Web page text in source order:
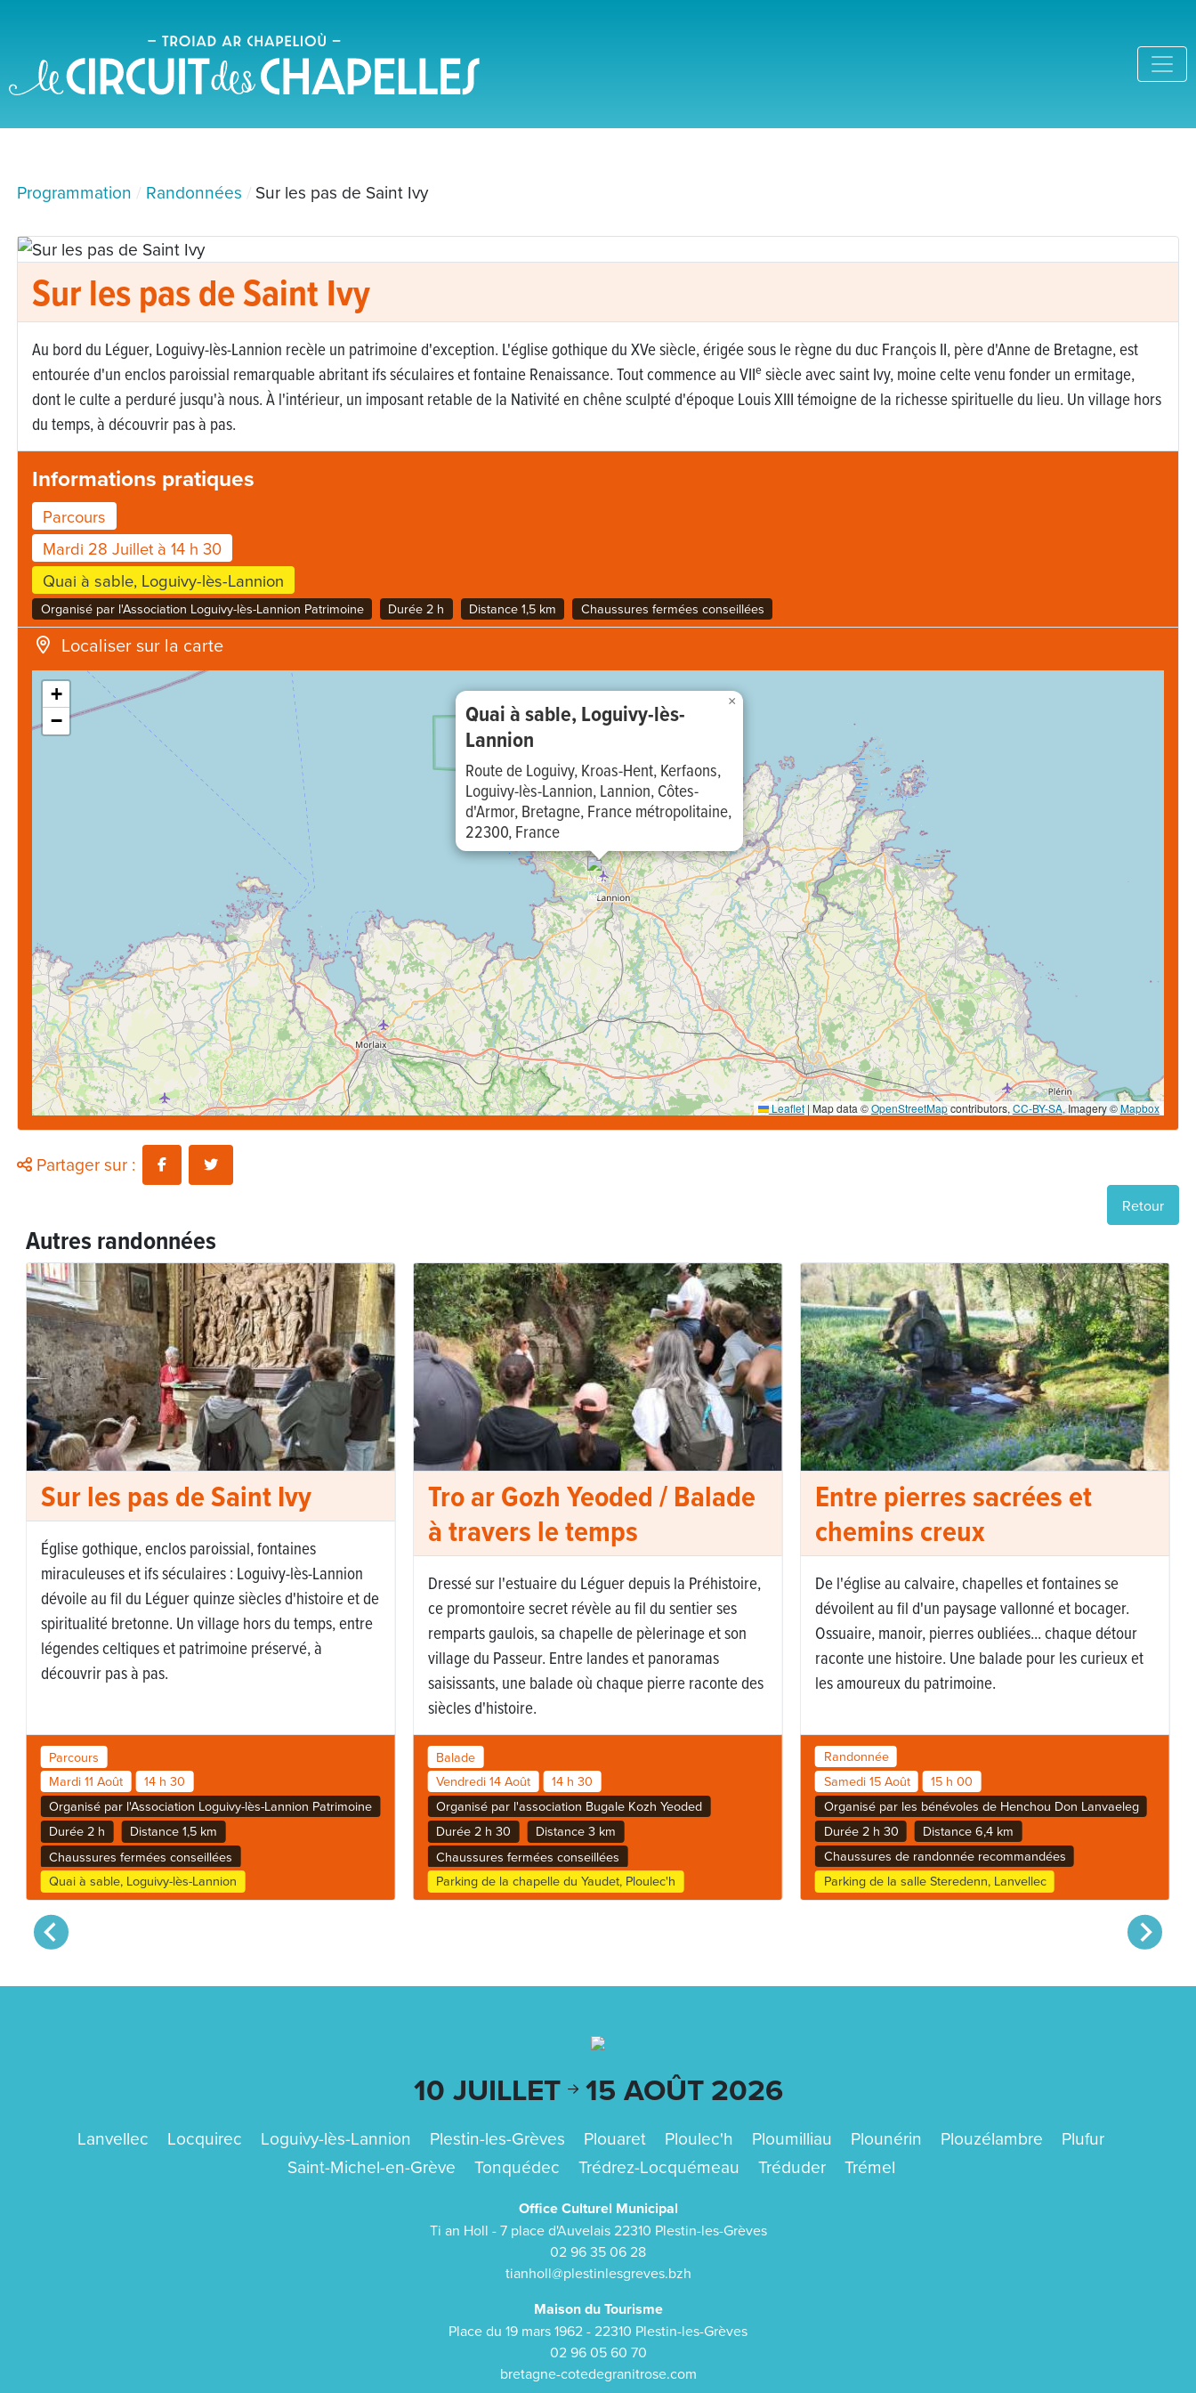
Programmation Randonnées Sur les pas de Saint Ivy
Sur les pas de Saint Ivy
Au bord du Léguer, Loguivy-lès-Lannion recèle un patrimoine d'exception. L'église gothique du XVe siècle, érigée sous le règne du duc François II, père d'Anne de Bretagne, est
entourée d'un enclos paroissial remarquable abritant ifs séculaires et fontaine Renaissance. Tout commence au VIIe siècle avec saint Ivy, moine celte venu fonder un ermitage,
dont le culte a perduré jusqu'à nous. À l'intérieur, un imposant retable de la Nativité en chêne sculpté d'époque Louis XIII témoigne de la richesse spirituelle du lieu. Un village hors
du temps, à découvrir pas à pas.
Informations pratiques
Parcours
Mardi 28 Juillet à 14 h 30
Quai à sable, Loguivy-lès-Lannion
Organisé par l'Association Loguivy-lès-Lannion Patrimoine Durée 2 h Distance 1,5 km Chaussures fermées conseillées
Localiser sur la carte
Quai à sable, Loguivy-lès-
Lannion
Route de Loguivy, Kroas-Hent, Kerfaons,
Loguivy-lès-Lannion, Lannion, Côtes-
d'Armor, Bretagne, France métropolitaine,
22300, France
×
+
−
Leaflet | Map data ©OpenStreetMapcontributors, CC-BY-SA, Imagery ©Mapbox
Partager sur :
Retour
Autres randonnées
Sur les pas de Saint Ivy
Église gothique, enclos paroissial, fontaines
miraculeuses et ifs séculaires : Loguivy-lès-Lannion
dévoile au fil du Léguer quinze siècles d'histoire et de
spiritualité bretonne. Un village hors du temps, entre
légendes celtiques et patrimoine préservé, à
découvrir pas à pas.
Parcours
Mardi 11 Août
14 h 30
Organisé par l'Association Loguivy-lès-Lannion Patrimoine
Durée 2 h
Distance 1,5 km
Chaussures fermées conseillées
Quai à sable, Loguivy-lès-Lannion
Tro ar Gozh Yeoded / Balade
à travers le temps
Dressé sur l'estuaire du Léguer depuis la Préhistoire,
ce promontoire secret révèle au fil du sentier ses
remparts gaulois, sa chapelle de pèlerinage et son
village du Passeur. Entre landes et panoramas
saisissants, une balade où chaque pierre raconte des
siècles d'histoire.
Balade
Vendredi 14 Août
14 h 30
Organisé par l'association Bugale Kozh Yeoded
Durée 2 h 30
Distance 3 km
Chaussures fermées conseillées
Parking de la chapelle du Yaudet, Ploulec'h
Entre pierres sacrées et
chemins creux
De l'église au calvaire, chapelles et fontaines se
dévoilent au fil d'un paysage vallonné et bocager.
Ossuaire, manoir, pierres oubliées... chaque détour
raconte une histoire. Une balade pour les curieux et
les amoureux du patrimoine.
Randonnée
Samedi 15 Août
15 h 00
Organisé par les bénévoles de Henchou Don Lanvaeleg
Durée 2 h 30
Distance 6,4 km
Chaussures de randonnée recommandées
Parking de la salle Steredenn, Lanvellec
10 JUILLET 15 AOÛT2026
Lanvellec Locquirec Loguivy-lès-Lannion Plestin-les-Grèves Plouaret Ploulec'h Ploumilliau Plounérin Plouzélambre
Plufur
Saint-Michel-en-Grève
Tonquédec Trédrez-Locquémeau Tréduder Trémel
Office Culturel Municipal
Ti an Holl - 7 place d'Auvelais 22310 Plestin-les-Grèves
02 96 35 06 28
tianholl@plestinlesgreves.bzh
Maison du Tourisme
Place du 19 mars 1962 - 22310 Plestin-les-Grèves
02 96 05 60 70
bretagne-cotedegranitrose.com